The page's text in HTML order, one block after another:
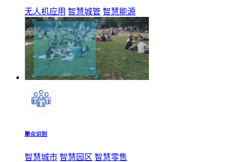
无人机应用 智慧城管 智慧能源
聚众识别
智慧城市 智慧园区 智慧零售